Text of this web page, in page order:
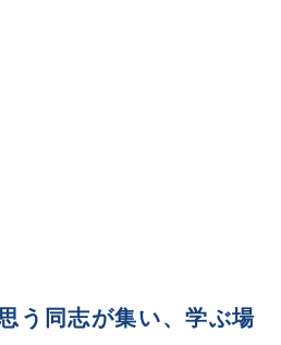
う同志が集い、学ぶ場